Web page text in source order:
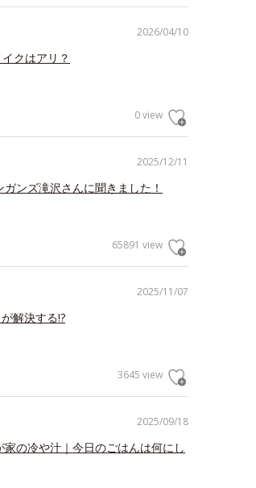
2026/04/10
クはアリ？
0 view
2025/12/11
ンズ滝沢さんに聞きました！
65891 view
2025/11/07
解決する!?
3645 view
2025/09/18
の冷や汁｜今日のごはんは何にし